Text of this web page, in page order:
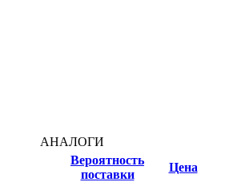
АНАЛОГИ
Вероятность
поставки
Цена